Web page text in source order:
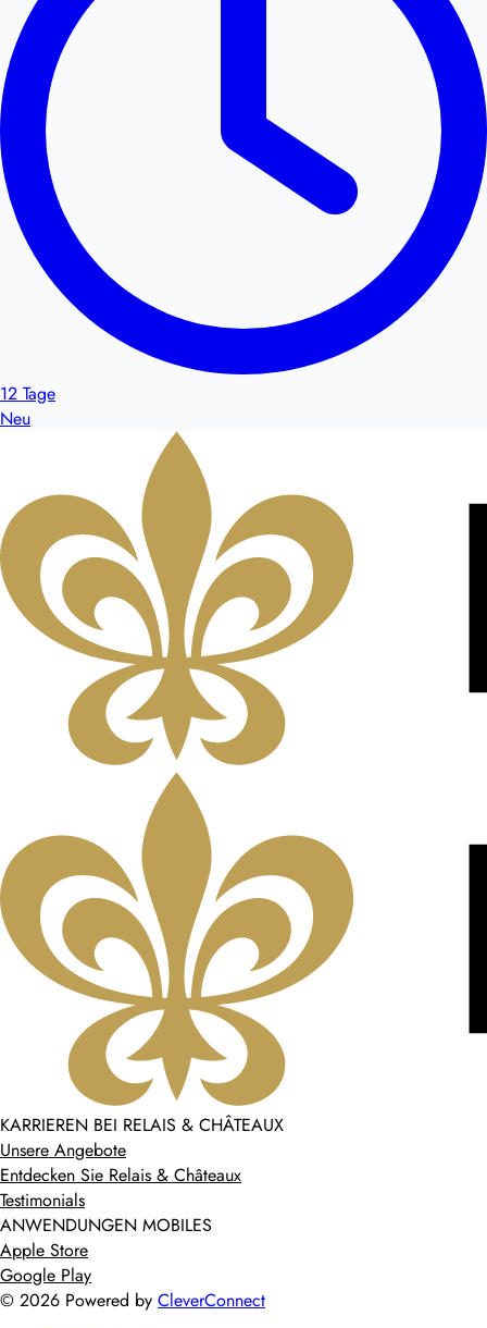
12 Tage
Neu
KARRIEREN BEI RELAIS & CHÂTEAUX
Unsere Angebote
Entdecken Sie Relais & Châteaux
Testimonials
ANWENDUNGEN MOBILES
Apple Store
Google Play
© 2026 Powered by CleverConnect